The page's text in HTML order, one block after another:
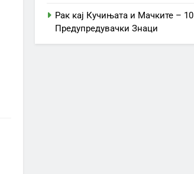
Рак кај Кучињата и Мачките – 10
Предупредувачки Знаци